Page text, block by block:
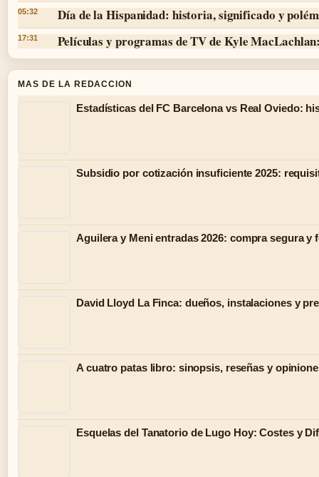
05:32 Día de la Hispanidad: historia, significado y
17:31 Películas y programas de TV de Kyle
MAS DE LA REDACCION
Estadísticas del FC Barcelona vs Real Oviedo:
Subsidio por cotización insuficiente 2025:
Aguilera y Meni entradas 2026: compra segura y
David Lloyd La Finca: dueños, instalaciones y
A cuatro patas libro: sinopsis, reseñas y
Esquelas del Tanatorio de Lugo Hoy: Costes y